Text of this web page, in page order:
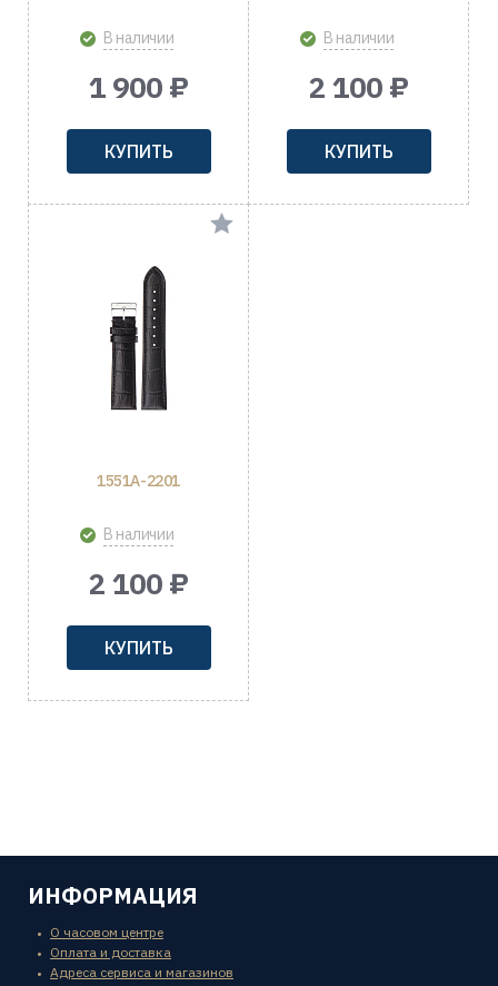
В наличии
1 900 ₽
КУПИТЬ
В наличии
2 100 ₽
КУПИТЬ
1551A-2201
В наличии
2 100 ₽
КУПИТЬ
ИНФОРМАЦИЯ
О часовом центре
Оплата и доставка
Адреса сервиса и магазинов